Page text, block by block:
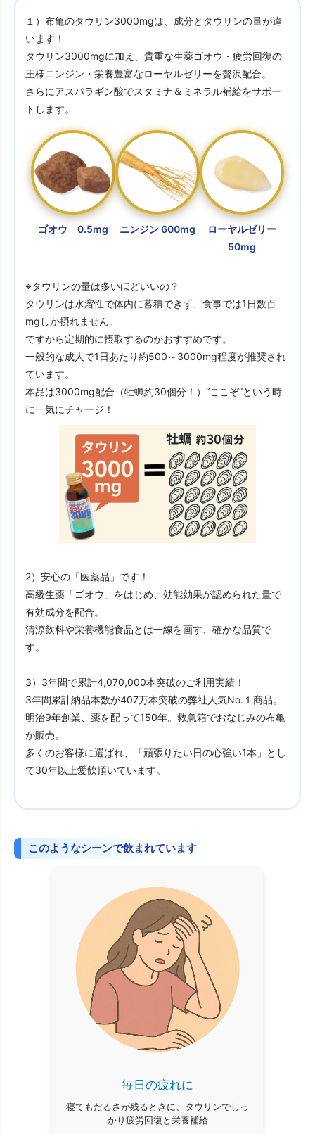
１）布亀のタウリン3000mgは、成分とタウリンの量が違
います！
タウリン3000mgに加え、貴重な生薬ゴオウ・疲労回復の
王様ニンジン・栄養豊富なローヤルゼリーを贅沢配合。
さらにアスパラギン酸でスタミナ＆ミネラル補給をサポー
トします。
ゴオウ 0.5mg ニンジン 600mg
ローヤルゼリー
50mg
※タウリンの量は多いほどいいの？
タウリンは水溶性で体内に蓄積できず、食事では1日数百
mgしか摂れません。
ですから定期的に摂取するのがおすすめです。
一般的な成人で1日あたり約500～3000mg程度が推奨され
ています。
本品は3000mg配合（牡蠣約30個分！）“ここぞ”という時
に一気にチャージ！
2）安心の「医薬品」です！
高級生薬「ゴオウ」をはじめ、効能効果が認められた量で
有効成分を配合。
清涼飲料や栄養機能食品とは一線を画す、確かな品質で
す。
3）3年間で累計4,070,000本突破のご利用実績！
3年間累計納品本数が407万本突破の弊社人気No.１商品。
明治9年創業、薬を配って150年。救急箱でおなじみの布亀
が販売。
多くのお客様に選ばれ、「頑張りたい日の心強い1本」とし
て30年以上愛飲頂いています。
このようなシーンで飲まれています
毎日の疲れに
寝てもだるさが残るときに、タウリンでしっ
かり疲労回復と栄養補給